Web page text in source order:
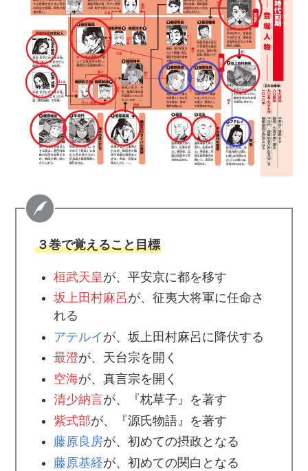
３巻で覚えること目標
桓武天皇が、平安京に都を移す
坂上田村麻呂が、征夷大将軍に任命さ
れる
アテルイ が、坂上田村麻呂に降伏する
最澄が、天台宗を開く
空海が、真言宗を開く
清少納言が、『枕草子』を著す
紫式部が、『源氏物語』を著す
藤原良房が、初めての摂政となる
藤原基経が、初めての関白となる